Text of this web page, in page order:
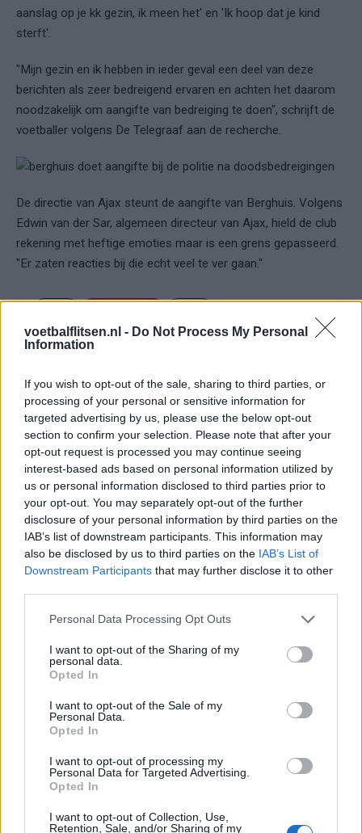
voetbalflitsen.nl - Do Not Process My Personal
Information
If you wish to opt-out of the sale, sharing to third parties, or
processing of your personal or sensitive information for
targeted advertising by us, please use the below opt-out
section to confirm your selection. Please note that after your
opt-out request is processed you may continue seeing
interest-based ads based on personal information utilized by
us or personal information disclosed to third parties prior to
your opt-out. You may separately opt-out of the further
disclosure of your personal information by third parties on the
IAB’s list of downstream participants. This information may
also be disclosed by us to third parties on the IAB’s List of
Downstream Participants that may further disclose it to other
Personal Data Processing Opt Outs
I want to opt-out of the Sharing of my
personal data.
Opted In
I want to opt-out of the Sale of my
Personal Data.
Opted In
I want to opt-out of processing my
Personal Data for Targeted Advertising.
Opted In
I want to opt-out of Collection, Use,
Retention, Sale, and/or Sharing of my
aanslag op je kk gezin, ik meen het' en 'Ik hoop dat je kind
sterft'.
"Mijn gezin en ik hebben in ieder geval een deel van deze
berichten als zeer bedreigend ervaren en achten het daarom
noodzakelijk om aangifte van bedreiging te doen", schrijft de
voetballer volgens De Telegraaf aan de recherche.
De directie van Ajax steunt de aangifte van Berghuis. Volgens
Edwin van der Sar, algemeen directeur van Ajax, hield de club
rekening met heftige emoties maar is een grens gepasseerd.
"Er zaten reacties bij die echt veel te ver gaan."
Fraser begint aan nieuwe uitdaging: oud-
Kan Givairo Read de duurste verdediger ooit van
Feyenoord worden? Deze records liggen binnen
bereik
Van Bronckhorst voert druk op: Feyenoord wil op
deze twee posities nog versterken
Feyenoord incasseert miljoenen: transfer Leo
Sauer naar Stuttgart bijna rond
Feyenoord zet deur open voor miljoenen: Ueda
er nog op het programma
keuze voor Marokko
problemen rond Hadj Moussa?
Feyenoord-verhaal van Calvin Stengs